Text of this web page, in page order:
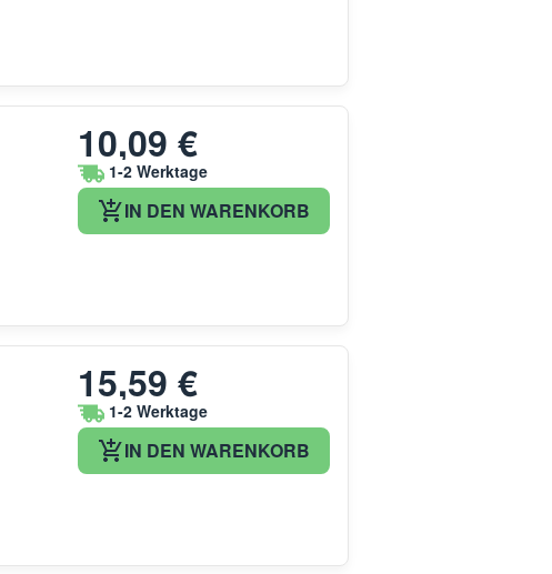
10,09 €
1-2 Werktage
IN DEN WARENKORB
15,59 €
1-2 Werktage
IN DEN WARENKORB